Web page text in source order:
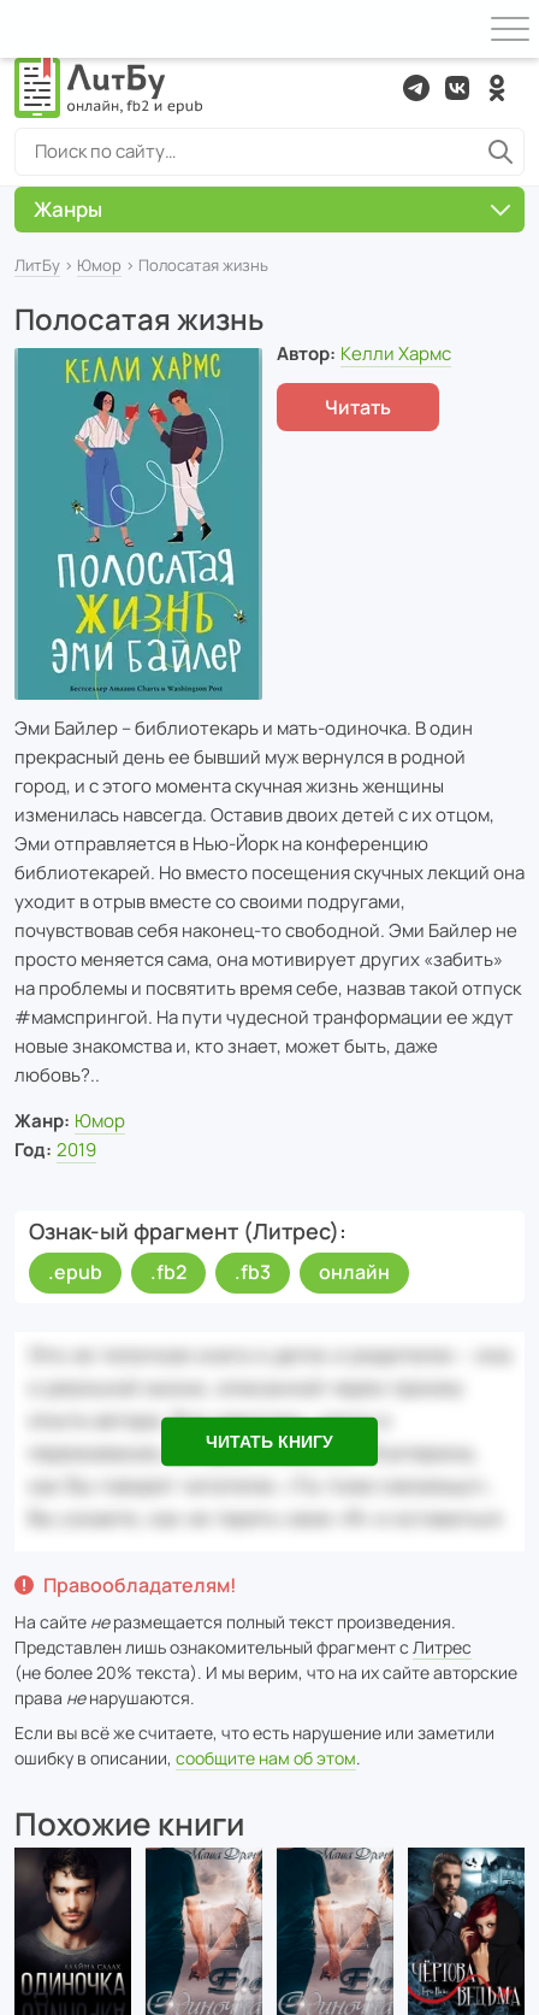
ЛитБу › Юмор › Полосатая жизнь
Полосатая жизнь
Автор: Келли Хармс
Читать
Эми Байлер – библиотекарь и мать-одиночка. В один
прекрасный день ее бывший муж вернулся в родной
город, и с этого момента скучная жизнь женщины
изменилась навсегда. Оставив двоих детей с их отцом,
Эми отправляется в Нью-Йорк на конференцию
библиотекарей. Но вместо посещения скучных лекций она
уходит в отрыв вместе со своими подругами,
почувствовав себя наконец-то свободной. Эми Байлер не
просто меняется сама, она мотивирует других «забить»
на проблемы и посвятить время себе, назвав такой отпуск
#мамспрингой. На пути чудесной транформации ее ждут
новые знакомства и, кто знает, может быть, даже
любовь?..
Жанр: Юмор
Год: 2019
Ознак-ый фрагмент (Литрес)
.epub .fb2 .fb3 онлайн
ЧИТАТЬ КНИГУ
Правообладателям!
На сайте неразмещается полный текст произведения.
Представлен лишь ознакомительный фрагмент с Литрес
(не более 20% текста). И мы верим, что на их сайте авторские
права ненарушаются.
Если вы всё же считаете, что есть нарушение или заметили
ошибку в описании, сообщите нам об этом.
Похожие книги
Жанры